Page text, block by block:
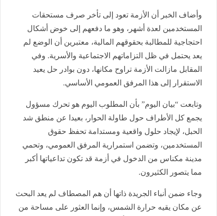
وأضاف الخبر أن الأزمة تعود إلى تأخر صرف مستحقات
المستخدمين لعدة أشهر، وهو ما دفعهم إلى خوض أشكال
احتجاجية للمطالبة بحقوقهم المالية، معتبرين أن الوضع لم
يعد يحتمل في ظل التزاماتهم الاجتماعية والأسرية. وفي
المقابل مازالت الأزمة تراوح مكانها، دون بوادر حل يعيد
الاستقرار إلى هذا المرفق العمومي الأساسي.
وتابعت “بيان اليوم” بأن المطلوب اليوم هو تحرك مسؤول
يجمع كل الأطراف حول طاولة الحوار، بعيدا عن منطق شد
الحبل، لإيجاد حلول واقعية ومستدامة تحفظ حقوق
المستخدمين، وتضمن استمرارية المرفق العمومي، وتحمي
مدينة مكناس من الدخول في أزمة قد تكون تداعياتها أكبر
مما يتصور الكثيرون.
وجاء ضمن أنباء الجريدة ذاتها أن هم المصطاف لم يعد البحث
عن مكان يقيه حرارة الشمس، وإنما العثور على مساحة من